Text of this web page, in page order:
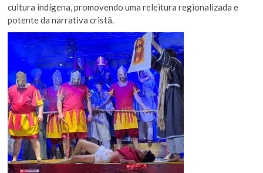
cultura indígena, promovendo uma releitura regionalizada e
potente da narrativa cristã.